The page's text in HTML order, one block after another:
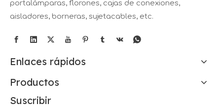
portalámparas, florones, cajas de conexiones,
aisladores, borneras, sujetacables, etc.
Enlaces rápidos
Productos
Suscribir